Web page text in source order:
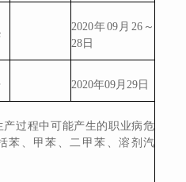
2020年09月 26～
28日
2020年09月 29 日
产过程中可能产生的职业病危
苯、甲苯、二甲苯、溶剂汽